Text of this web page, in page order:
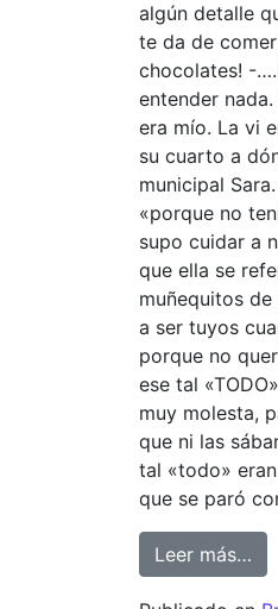
algún detalle
te da de comer
chocolates! -
entender
era mío. La vi
su cuarto a
municipal
«porque no
supo cuidar a
que ella se
muñequitos
a ser tuyos
porque no
ese tal
muy molesta,
que ni las
tal «todo»
que se paró
Leer más…